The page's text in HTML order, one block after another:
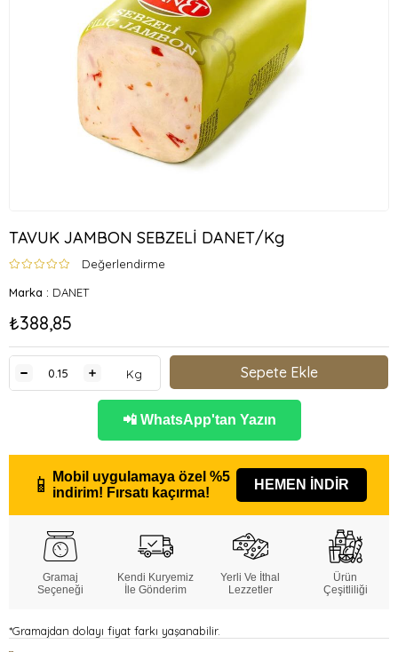
TAVUK JAMBON SEBZELİ DANET/Kg
Değerlendirme
Marka : DANET
₺388,85
Kg
📲 WhatsApp'tan Yazın
📱 Mobil uygulamaya özel %5
indirim! Fırsatı kaçırma!
HEMEN İNDİR
Gramaj
Seçeneği
Kendi Kuryemiz
İle Gönderim
Yerli Ve İthal
Lezzetler
Ürün
Çeşitliliği
*Gramajdan dolayı fiyat farkı yaşanabilir.